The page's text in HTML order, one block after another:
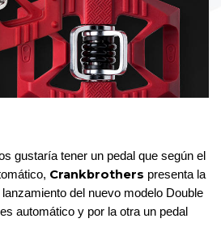
gustaría tener un pedal que según el
Crankbrothers presenta la
del nuevo modelo Double
automático y por la otra un pedal